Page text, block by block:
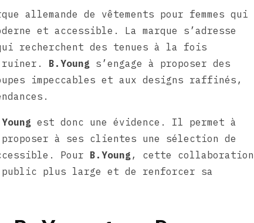
allemande de vêtements pour femmes qui
et accessible. La marque s’adresse
recherchent des tenues à la fois
ruiner. B.Young s’engage à proposer des
impeccables et aux designs raffinés,
est donc une évidence. Il permet à
à ses clientes une sélection de
Pour B.Young, cette collaboration
plus large et de renforcer sa